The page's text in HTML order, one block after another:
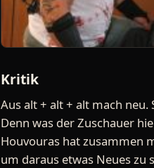
Kritik
Aus alt + alt + alt mach
Denn was der Zuschauer
Houvouras hat zusammen
um daraus etwas Neues